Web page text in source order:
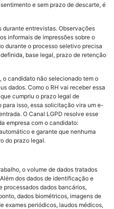
e sem prazo de descarte, é
durante entrevistas. Observações
informais de impressões sobre o
durante o processo seletivo precisa
base legal, prazo de retenção
o candidato não selecionado tem o
dados. Como o RH vai receber essa
cumpriu o prazo legal de
para isso, essa solicitação vira um e-
O Canal LGPD resolve esse
empresa com o candidato:
e garante que nenhuma
do prazo legal.
o volume de dados tratados
dos dados de identificação e
processados dados bancários,
dados biométricos, imagens de
exames periódicos, laudos médicos,